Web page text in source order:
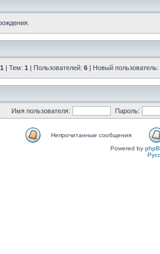
1 | Тем: 1 | Пользователей: 6 | Новый пользователь:
Имя пользователя: Пароль:
Непрочитанные сообщения
Powered by